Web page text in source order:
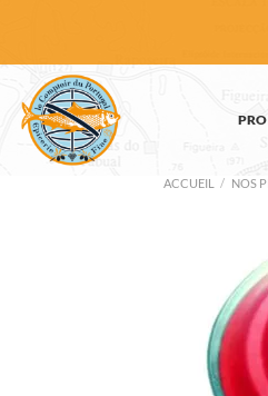
contenu
ACCUEIL / NOS